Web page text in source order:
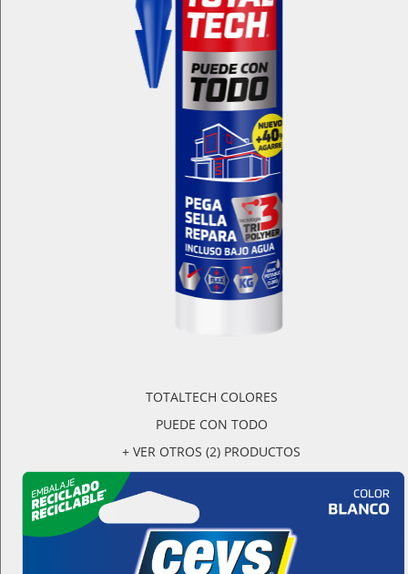
TOTALTECH COLORES
PUEDE CON TODO
+ VER OTROS (2) PRODUCTOS